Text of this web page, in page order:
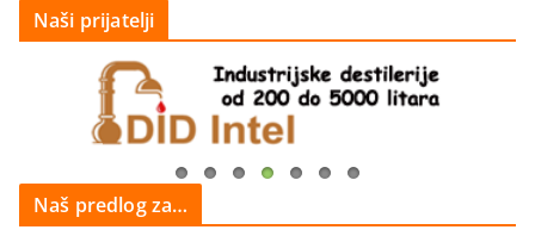
Naši prijatelji
Naš predlog za…